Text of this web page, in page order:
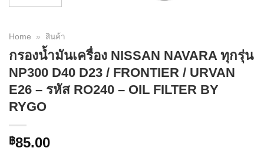
Home » สินค้า
กรองน้ำมันเครื่อง NISSAN NAVARA ทุกรุ่น
NP300 D40 D23 / FRONTIER / URVAN
E26 – รหัส RO240 – OIL FILTER BY
RYGO
฿85.00